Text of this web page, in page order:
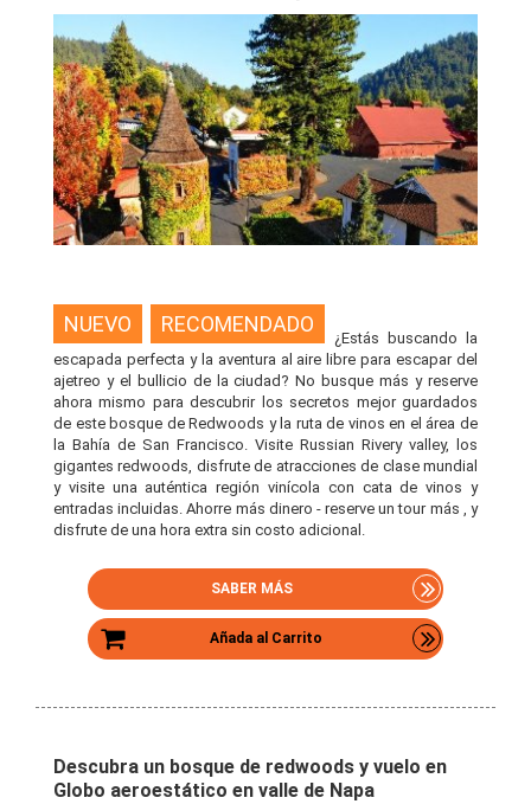
NUEVO RECOMENDADO
¿Estás buscando la
escapada perfecta y la aventura al aire libre para escapar del
ajetreo y el bullicio de la ciudad? No busque más y reserve
ahora mismo para descubrir los secretos mejor guardados
de este bosque de Redwoods y la ruta de vinos en el área de
la Bahía de San Francisco. Visite Russian Rivery valley, los
gigantes redwoods, disfrute de atracciones de clase mundial
y visite una auténtica región vinícola con cata de vinos y
entradas incluidas. Ahorre más dinero - reserve un tour más , y
disfrute de una hora extra sin costo adicional.
SABER MÁS
Añada al Carrito
Descubra un bosque de redwoods y vuelo en
Globo aeroestático en valle de Napa